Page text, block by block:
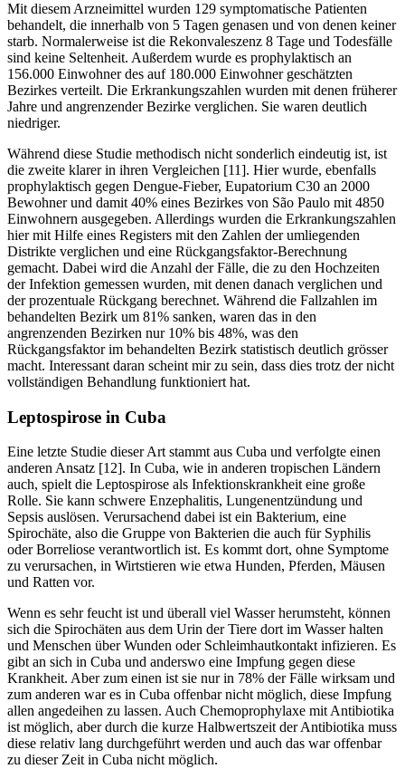
Mit diesem Arzneimittel wurden 129 symptomatische Patienten
behandelt, die innerhalb von 5 Tagen genasen und von denen keiner
starb. Normalerweise ist die Rekonvaleszenz 8 Tage und Todesfälle
sind keine Seltenheit. Außerdem wurde es prophylaktisch an
156.000 Einwohner des auf 180.000 Einwohner geschätzten
Bezirkes verteilt. Die Erkrankungszahlen wurden mit denen früherer
Jahre und angrenzender Bezirke verglichen. Sie waren deutlich
niedriger.
Während diese Studie methodisch nicht sonderlich eindeutig ist, ist
die zweite klarer in ihren Vergleichen [11]. Hier wurde, ebenfalls
prophylaktisch gegen Dengue-Fieber, Eupatorium C30 an 2000
Bewohner und damit 40% eines Bezirkes von São Paulo mit 4850
Einwohnern ausgegeben. Allerdings wurden die Erkrankungszahlen
hier mit Hilfe eines Registers mit den Zahlen der umliegenden
Distrikte verglichen und eine Rückgangsfaktor-Berechnung
gemacht. Dabei wird die Anzahl der Fälle, die zu den Hochzeiten
der Infektion gemessen wurden, mit denen danach verglichen und
der prozentuale Rückgang berechnet. Während die Fallzahlen im
behandelten Bezirk um 81% sanken, waren das in den
angrenzenden Bezirken nur 10% bis 48%, was den
Rückgangsfaktor im behandelten Bezirk statistisch deutlich grösser
macht. Interessant daran scheint mir zu sein, dass dies trotz der nicht
vollständigen Behandlung funktioniert hat.
Leptospirose in Cuba
Eine letzte Studie dieser Art stammt aus Cuba und verfolgte einen
anderen Ansatz [12]. In Cuba, wie in anderen tropischen Ländern
auch, spielt die Leptospirose als Infektionskrankheit eine große
Rolle. Sie kann schwere Enzephalitis, Lungenentzündung und
Sepsis auslösen. Verursachend dabei ist ein Bakterium, eine
Spirochäte, also die Gruppe von Bakterien die auch für Syphilis
oder Borreliose verantwortlich ist. Es kommt dort, ohne Symptome
zu verursachen, in Wirtstieren wie etwa Hunden, Pferden, Mäusen
und Ratten vor.
Wenn es sehr feucht ist und überall viel Wasser herumsteht, können
sich die Spirochäten aus dem Urin der Tiere dort im Wasser halten
und Menschen über Wunden oder Schleimhautkontakt infizieren. Es
gibt an sich in Cuba und anderswo eine Impfung gegen diese
Krankheit. Aber zum einen ist sie nur in 78% der Fälle wirksam und
zum anderen war es in Cuba offenbar nicht möglich, diese Impfung
allen angedeihen zu lassen. Auch Chemoprophylaxe mit Antibiotika
ist möglich, aber durch die kurze Halbwertszeit der Antibiotika muss
diese relativ lang durchgeführt werden und auch das war offenbar
zu dieser Zeit in Cuba nicht möglich.